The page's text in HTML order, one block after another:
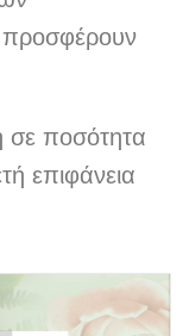
προσφέρουν
σε ποσότητα
επιφάνεια